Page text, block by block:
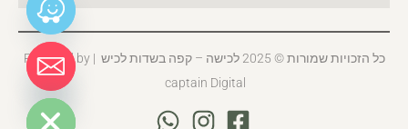
כל הזכויות שמורות © 2025 לכישה – קפה בשדות לכיש | Powered by
captain Digital
HIDE CHATY